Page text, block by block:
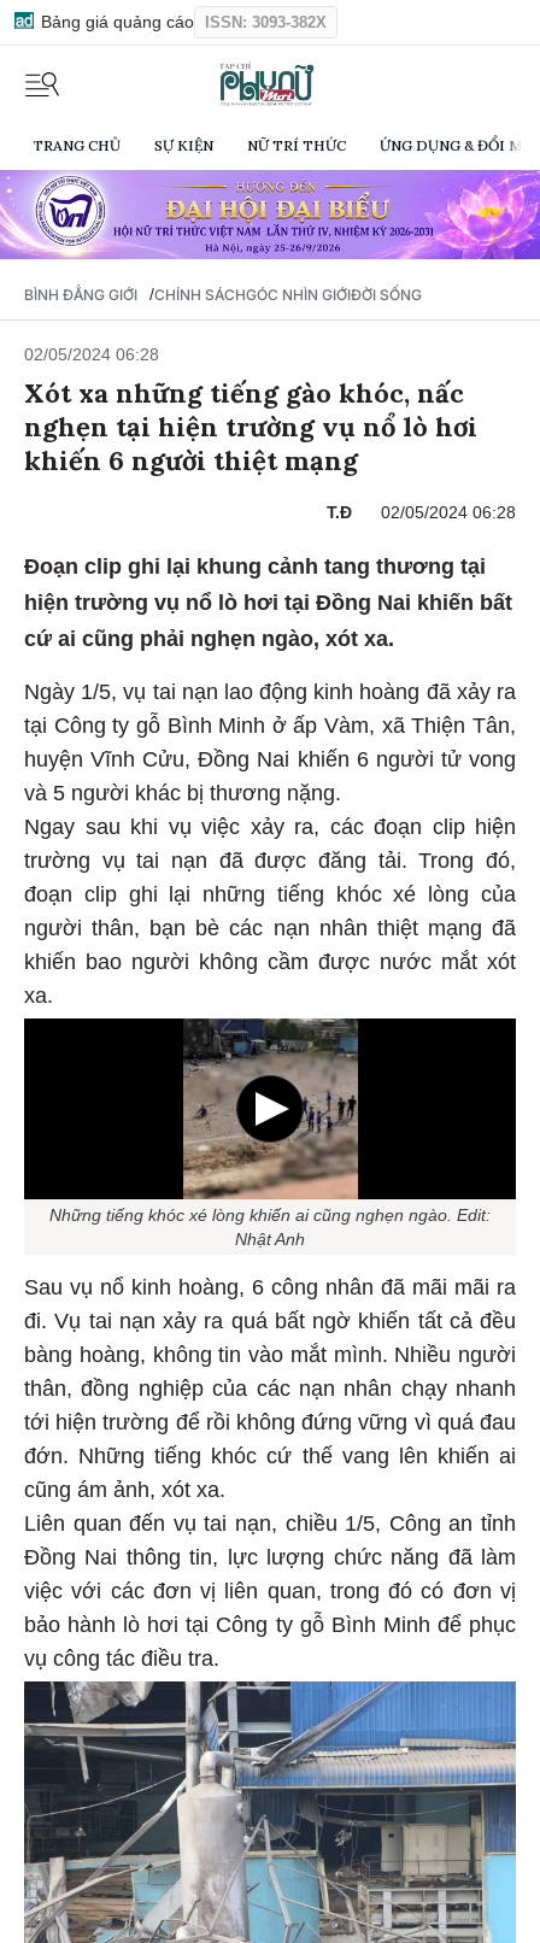
Bảng giá quảng cáo ISSN: 3093-382X
TRANG CHỦ SỰ KIỆN NỮ TRÍ THỨC ỨNG DỤNG & ĐỔI
BÌNH ĐẲNG GIỚI /CHÍNH SÁCHGÓC NHÌN GIỚIĐỜI SỐNG
02/05/2024 06:28
Xót xa những tiếng gào khóc, nấc
nghẹn tại hiện trường vụ nổ lò hơi
khiến 6 người thiệt mạng
T.Đ 02/05/2024 06:28
Đoạn clip ghi lại khung cảnh tang thương tại
hiện trường vụ nổ lò hơi tại Đồng Nai khiến bất
cứ ai cũng phải nghẹn ngào, xót xa.
Ngày 1/5, vụ tai nạn lao động kinh hoàng đã xảy ra
tại Công ty gỗ Bình Minh ở ấp Vàm, xã Thiện Tân,
huyện Vĩnh Cửu, Đồng Nai khiến 6 người tử vong
và 5 người khác bị thương nặng.
Ngay sau khi vụ việc xảy ra, các đoạn clip hiện
trường vụ tai nạn đã được đăng tải. Trong đó,
đoạn clip ghi lại những tiếng khóc xé lòng của
người thân, bạn bè các nạn nhân thiệt mạng đã
khiến bao người không cầm được nước mắt xót
xa.
Những tiếng khóc xé lòng khiến ai cũng nghẹn ngào. Edit:
Nhật Anh
Sau vụ nổ kinh hoàng, 6 công nhân đã mãi mãi ra
đi. Vụ tai nạn xảy ra quá bất ngờ khiến tất cả đều
bàng hoàng, không tin vào mắt mình. Nhiều người
thân, đồng nghiệp của các nạn nhân chạy nhanh
tới hiện trường để rồi không đứng vững vì quá đau
đớn. Những tiếng khóc cứ thế vang lên khiến ai
cũng ám ảnh, xót xa.
Liên quan đến vụ tai nạn, chiều 1/5, Công an tỉnh
Đồng Nai thông tin, lực lượng chức năng đã làm
việc với các đơn vị liên quan, trong đó có đơn vị
bảo hành lò hơi tại Công ty gỗ Bình Minh để phục
vụ công tác điều tra.